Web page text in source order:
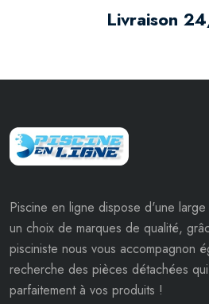
Livraison
Piscine en ligne dispose d'une
un choix de marques de qualité,
pisciniste nous vous accompagnon
recherche des pièces détachées
parfaitement à vos produits !